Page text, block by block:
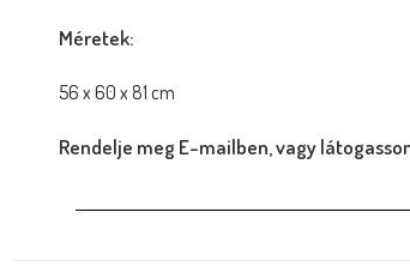
Méretek:
56 x 60 x 81 cm
Rendelje meg E-mailben, vagy